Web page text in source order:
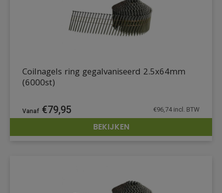
DETAILS
Coilnagels ring gegalvaniseerd 2.5x64mm
(6000st)
€79,95 €96,74 incl. BTW
BEKIJKEN